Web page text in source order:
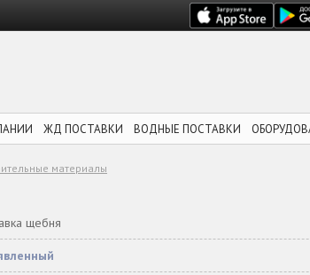
ЖД ПОСТАВКИ ВОДНЫЕ ПОСТАВКИ
материалы
щебня